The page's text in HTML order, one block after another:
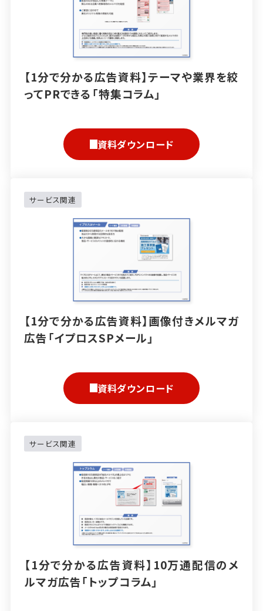
【1分で分かる広告資料】テーマや業界を絞
ってPRできる「特集コラム」
資料ダウンロード
サービス関連
【1分で分かる広告資料】画像付きメルマガ
広告「イプロスSPメール」
資料ダウンロード
サービス関連
【1分で分かる広告資料】10万通配信のメ
ルマガ広告「トップコラム」